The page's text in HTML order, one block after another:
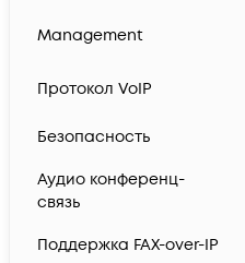
Management
Протокол VoIP
Безопасность
Аудио конференц-
связь
Поддержка FAX-over-IP